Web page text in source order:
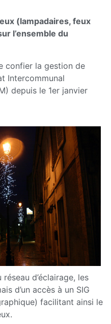
(lampadaires, feux
l’ensemble du
confier la gestion de
Intercommunal
depuis le 1er janvier
d’éclairage, les
d’un accès à un SIG
facilitant ainsi le